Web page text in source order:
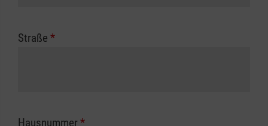
Straße *
Hausnummer *